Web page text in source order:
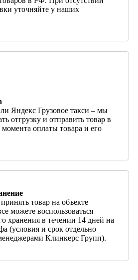
уточняйте у наших
Яндекс Грузовое такси – мы
отгрузку и отправить товар в
оплаты товара и его
товар на объекте
можете воспользоваться
хранения в течении 14 дней на
(условия и срок отдельно
Клинкерс Групп).